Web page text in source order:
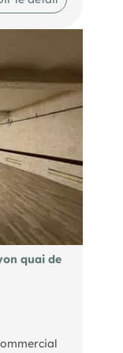
à proximité
quai de